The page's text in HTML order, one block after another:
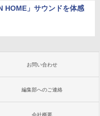
HOME」サウンドを体感
お問い合わせ
編集部へのご連絡
会社概要